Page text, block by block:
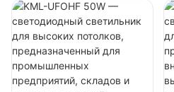
высоких
потолков,
предназначенный
для
промышленных